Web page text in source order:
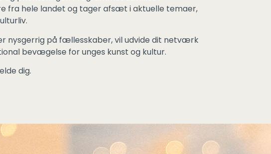
fra hele landet og tager afsæt i aktuelle temaer,
nysgerrig på fællesskaber, vil udvide dit netværk
bevægelse for unges kunst og kultur.
dig.